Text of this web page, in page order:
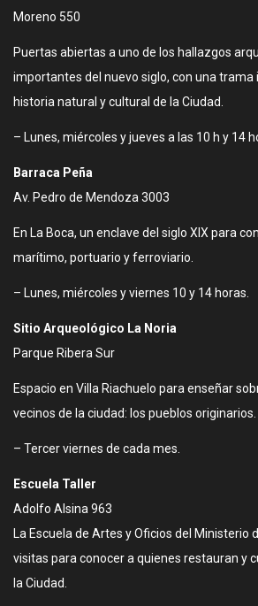
Moreno 550
Puertas abiertas a uno de los hallazgos
importantes del nuevo siglo, con una trama
historia natural y cultural de la Ciudad.
– Lunes, miércoles y jueves a las 10 h y 14
Barraca Peña
Av. Pedro de Mendoza 3003
En La Boca, un enclave del siglo XIX para
marítimo, portuario y ferroviario.
– Lunes, miércoles y viernes 10 y 14 horas.
Sitio Arqueológico La Noria
Parque Ribera Sur
Espacio en Villa Riachuelo para enseñar
vecinos de la ciudad: los pueblos originarios.
– Tercer viernes de cada mes.
Escuela Taller
Adolfo Alsina 963
La Escuela de Artes y Oficios del Ministerio
visitas para conocer a quienes restauran y
la Ciudad.